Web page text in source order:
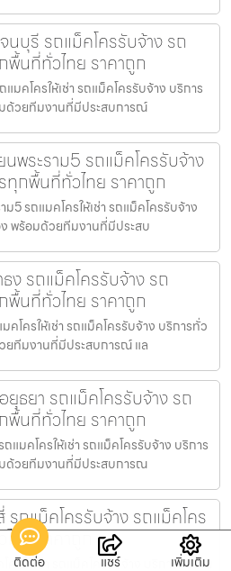
บุรี รถแม็คโครรับจ้าง รถ
พื้นที่ทั่วไทย ราคาถูก
คโครให้เช่า รถแม็คโครรับจ้าง บริการ
มด้วยทีมงานที่มีประสบการณ์
นพระราม5 รถแม็คโครรับจ้าง
ทุกพื้นที่ทั่วไทย ราคาถูก
5 รถแมคโครให้เช่า รถแม็คโครรับจ้าง
ง พร้อมด้วยทีมงานที่มีประสบ
ง รถแม็คโครรับจ้าง รถ
พื้นที่ทั่วไทย ราคาถูก
คโครให้เช่า รถแม็คโครรับจ้าง บริการทั่ว
ยทีมงานที่มีประสบการณ์ แล
ยุธยา รถแม็คโครรับจ้าง รถ
พื้นที่ทั่วไทย ราคาถูก
แมคโครให้เช่า รถแม็คโครรับจ้าง บริการ
มด้วยทีมงานที่มีประสบการณ
ถแม็คโครรับจ้าง รถแม็คโคร
ทย ราคาถูก
รให้เช่า รถแม็คโครรับจ้าง บริการทั่วไทย
ติดต่อ แชร์ เพิ่มเติม